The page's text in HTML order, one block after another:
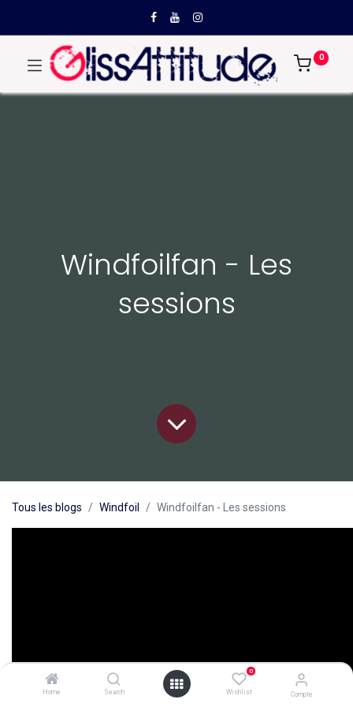
Home Search
0
Wishlist Compte
0
Windfoilfan - Les
sessions
Tous les blogs Windfoil Windfoilfan - Les sessions